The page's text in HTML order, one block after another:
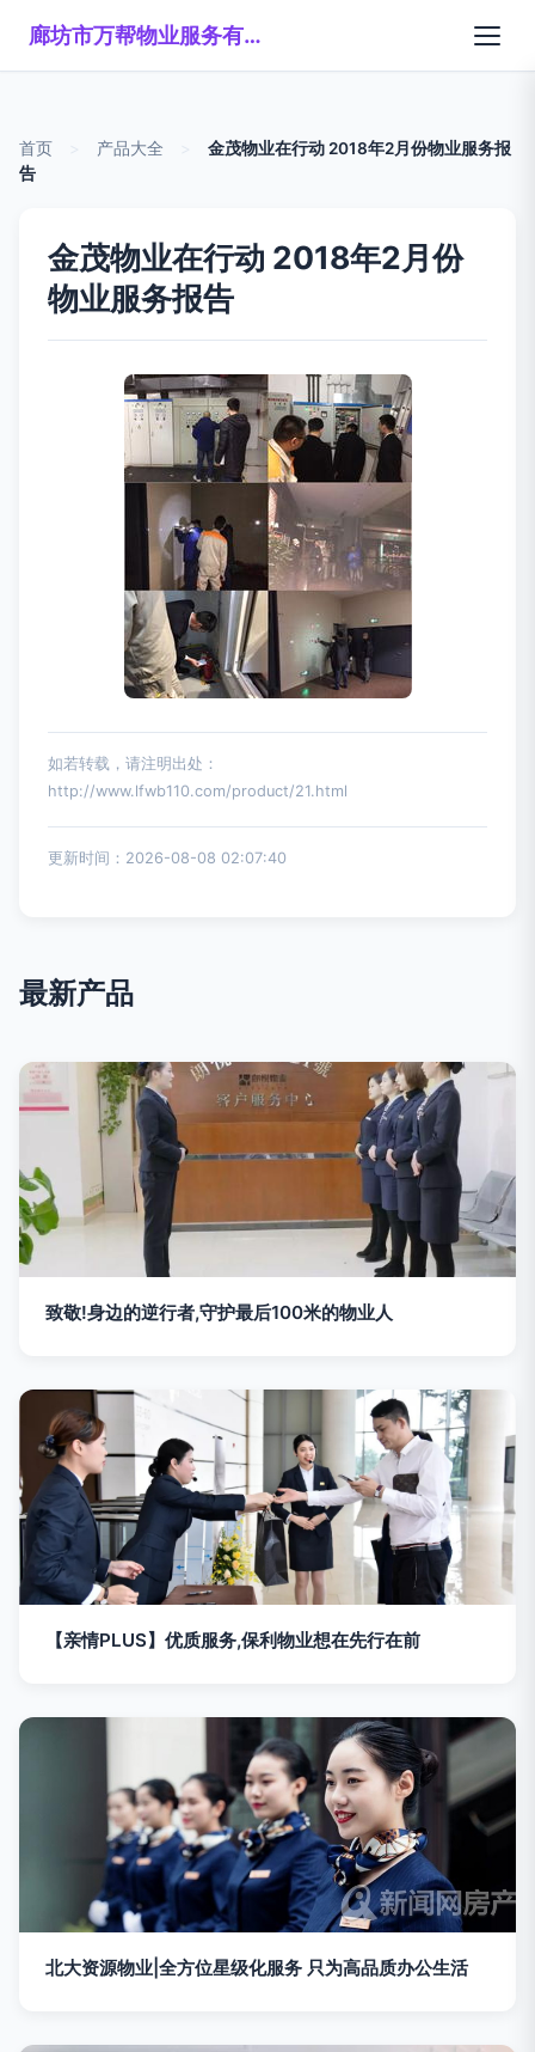
廊坊市万帮物业服务有限公司
首页 产品大全
金茂物业在行动 2018年2月份物业服务报
告
金茂物业在行动 2018年2月份
物业服务报告
如若转载，请注明出处：
http://www.lfwb110.com/product/21.html
更新时间：2026-08-08 02:07:40
最新产品
致敬!身边的逆行者,守护最后100米的物业人
【亲情PLUS】优质服务,保利物业想在先行在前
北大资源物业|全方位星级化服务 只为高品质办公生活